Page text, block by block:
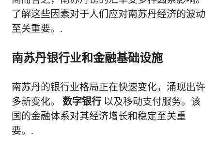
了解这些因素对于人们应对南苏丹经济的波动
至关重要。.
南苏丹银行业和金融基础设施
南苏丹的银行业格局正在快速变化，涌现出许
多新变化。 数字银行 以及移动支付服务。该
国的金融体系对其经济增长和稳定至关重
要。.